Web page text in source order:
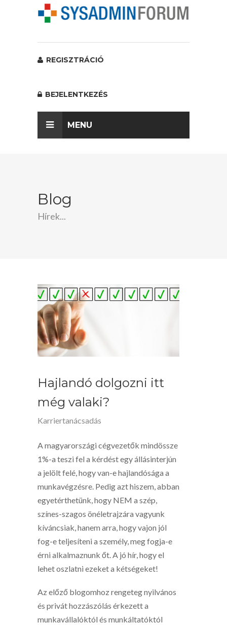
REGISZTRÁCIÓ
BEJELENTKEZÉS
MENU
Blog
Hírek...
Hajlandó dolgozni itt
még valaki?
Karriertanácsadás
A magyarországi cégvezetők mindössze
1%-a teszi fel a kérdést egy állásinterjún
a jelölt felé, hogy van-e hajlandósága a
munkavégzésre. Pedig azt hiszem, abban
egyetérthetünk, hogy NEM a szép,
színes-szagos önéletrajzára vagyunk
kíváncsiak, hanem arra, hogy vajon jól
fog-e teljesíteni a személy, meg fogja-e
érni alkalmaznunk őt. A jó hír, hogy el
lehet oszlatni ezeket a kétségeket!
Az előző blogomhoz rengeteg nyilvános
és privát hozzászólás érkezett a
munkavállalóktól és munkáltatóktól